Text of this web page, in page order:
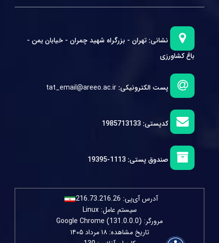
نشانی: تهران - بزرگراه شهید چمران - خیابان یمن -
باغ کشاورزی
پست الکترونیکی: tat_email@areeo.ac.ir
کدپستی: 1985713133
صندوق پستی: 1113-19395
آدرس آی‌پی: 216.73.216.26
سیستم عامل: Linux
مرورگر: Google Chrome (131.0.0.0)
تاریخ مشاهده: ۱۸ مرداد ۱۴۰۵